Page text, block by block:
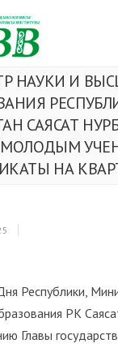
НАУКИ И
САЯСАТ
МОЛОДЫМ
НА
Республики,
РК
Главы